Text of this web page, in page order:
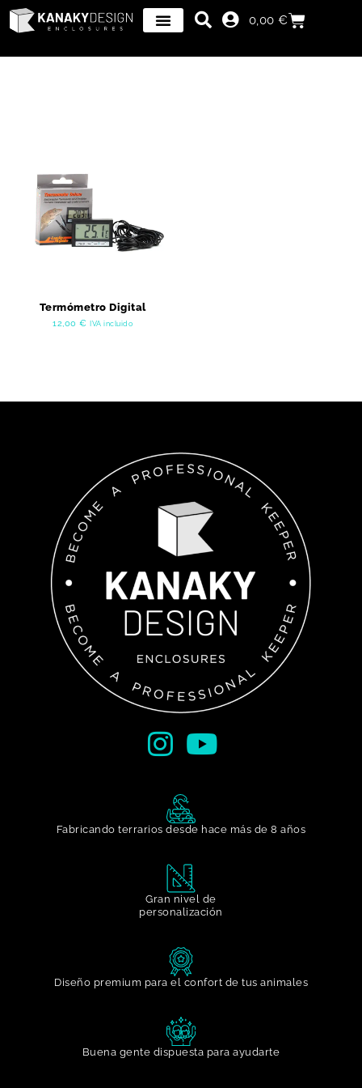
0,00€
Termómetro Digital
12,00 € IVA incluido
Fabricando terrarios desde hace más de 8 años
Gran nivel de
personalización​
Diseño premium para el confort de tus animales
Buena gente dispuesta para ayudarte​